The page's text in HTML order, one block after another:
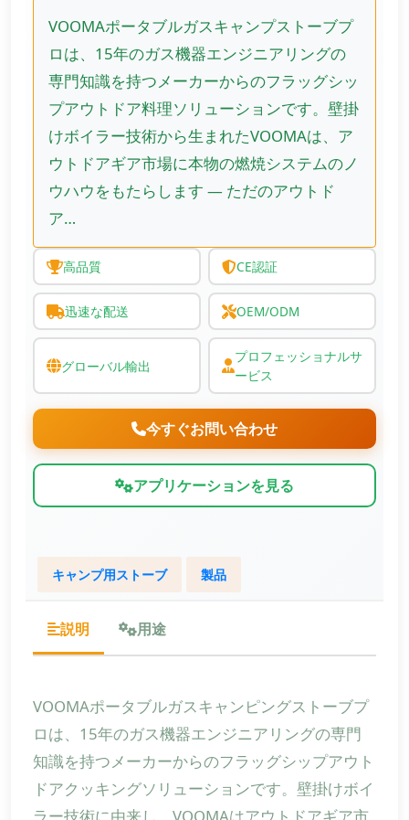
VOOMAポータブルガスキャンプストーブプ
ロは、15年のガス機器エンジニアリングの
専門知識を持つメーカーからのフラッグシッ
プアウトドア料理ソリューションです。壁掛
けボイラー技術から生まれたVOOMAは、ア
ウトドアギア市場に本物の燃焼システムのノ
ウハウをもたらします — ただのアウトド
ア…
高品質 CE認証
迅速な配送 OEM/ODM
グローバル輸出
プロフェッショナルサ
ービス
今すぐお問い合わせ
アプリケーションを見る
キャンプ用ストーブ 製品
説明 用途
VOOMAポータブルガスキャンピングストーブプ
ロは、15年のガス機器エンジニアリングの専門
知識を持つメーカーからのフラッグシップアウト
ドアクッキングソリューションです。壁掛けボイ